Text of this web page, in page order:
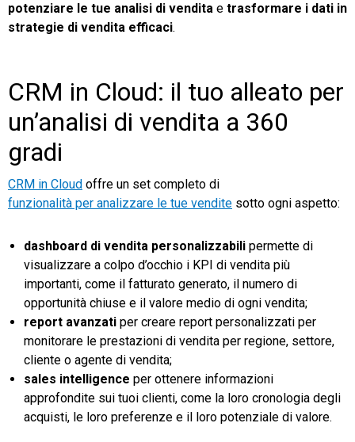
potenziare le tue analisi di vendita e trasformare i dati in
strategie di vendita efficaci.
CRM in Cloud: il tuo alleato per
un’analisi di vendita a 360
gradi
CRM in Cloud offre un set completo di
funzionalità per analizzare le tue vendite sotto ogni aspetto:
dashboard di vendita personalizzabili permette di
visualizzare a colpo d’occhio i KPI di vendita più
importanti, come il fatturato generato, il numero di
opportunità chiuse e il valore medio di ogni vendita;
report avanzati per creare report personalizzati per
monitorare le prestazioni di vendita per regione, settore,
cliente o agente di vendita;
sales intelligence per ottenere informazioni
approfondite sui tuoi clienti, come la loro cronologia degli
acquisti, le loro preferenze e il loro potenziale di valore.